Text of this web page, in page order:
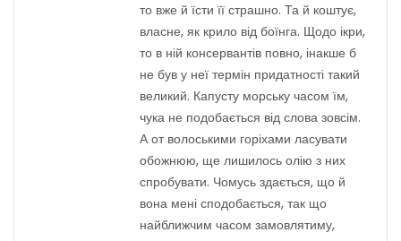
то вже й їсти її страшно. Та й коштує,
власне, як крило від боїнга. Щодо ікри,
то в ній консервантів повно, інакше б
не був у неї термін придатності такий
великий. Капусту морську часом їм,
чука не подобається від слова зовсім.
А от волоськими горіхами ласувати
обожнюю, ще лишилось олію з них
спробувати. Чомусь здається, що й
вона мені сподобається, так що
найближчим часом замовлятиму,